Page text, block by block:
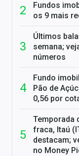
Fundos
os 9 mais
Últimos
semana;
números
Fundo
Pão de
0,56 por
Temporada
fraca, Itaú
destacam;
no Money